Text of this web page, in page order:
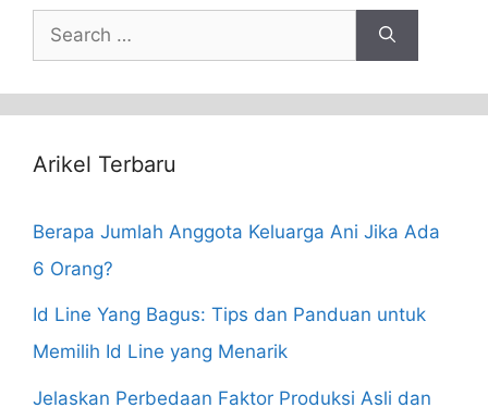
Search
for:
Arikel Terbaru
Berapa Jumlah Anggota Keluarga Ani Jika Ada
6 Orang?
Id Line Yang Bagus: Tips dan Panduan untuk
Memilih Id Line yang Menarik
Jelaskan Perbedaan Faktor Produksi Asli dan